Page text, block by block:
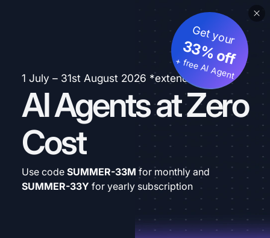
1 July – 31st August 2026 *extended
AI Agents at Zero
Cost
Get your
33% off
+ free AI Agent
Use code SUMMER-33M for monthly and
SUMMER-33Y for yearly subscription